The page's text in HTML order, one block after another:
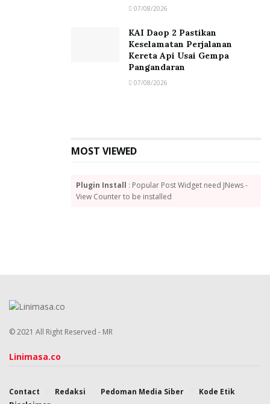
07/08/2026
KAI Daop 2 Pastikan
Keselamatan Perjalanan
Kereta Api Usai Gempa
Pangandaran
07/08/2026
MOST VIEWED
Plugin Install : Popular Post Widget need JNews -
View Counter to be installed
© 2021 All Right Reserved - MR
Linimasa.co
Contact Redaksi Pedoman Media Siber
Kode Etik